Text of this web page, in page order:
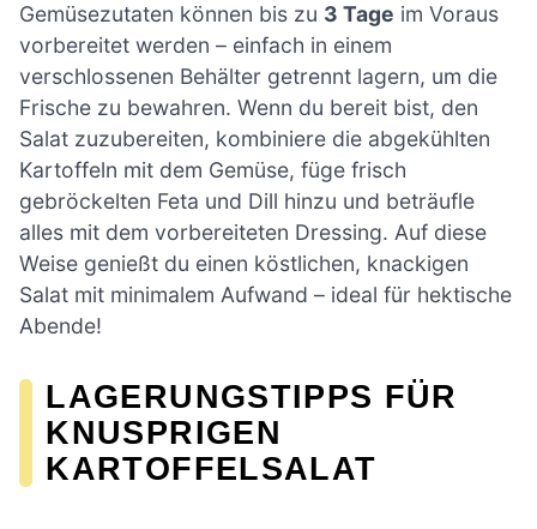
Gemüsezutaten können bis zu 3 Tage im Voraus
vorbereitet werden – einfach in einem
verschlossenen Behälter getrennt lagern, um die
Frische zu bewahren. Wenn du bereit bist, den
Salat zuzubereiten, kombiniere die abgekühlten
Kartoffeln mit dem Gemüse, füge frisch
gebröckelten Feta und Dill hinzu und beträufle
alles mit dem vorbereiteten Dressing. Auf diese
Weise genießt du einen köstlichen, knackigen
Salat mit minimalem Aufwand – ideal für hektische
Abende!
LAGERUNGSTIPPS FÜR
KNUSPRIGEN
KARTOFFELSALAT